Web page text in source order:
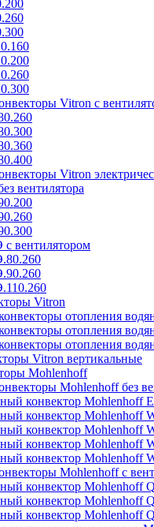
Vitron с
Vitron
вентилятора
вентилятором
Vitron
отопления
отопления
отопления
Vitron вертикальные
Mohlenhoff
Mohlenhoff без
конвектор Mohlenhoff
конвектор Mohlenhoff
конвектор Mohlenhoff
конвектор Mohlenhoff
конвектор Mohlenhoff
Mohlenhoff с
конвектор Mohlenhoff
конвектор Mohlenhoff
конвектор Mohlenhoff